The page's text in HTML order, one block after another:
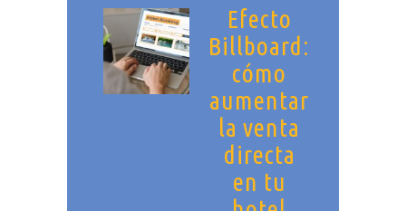
Efecto
Billboard:
cómo
aumentar
la venta
directa
en tu